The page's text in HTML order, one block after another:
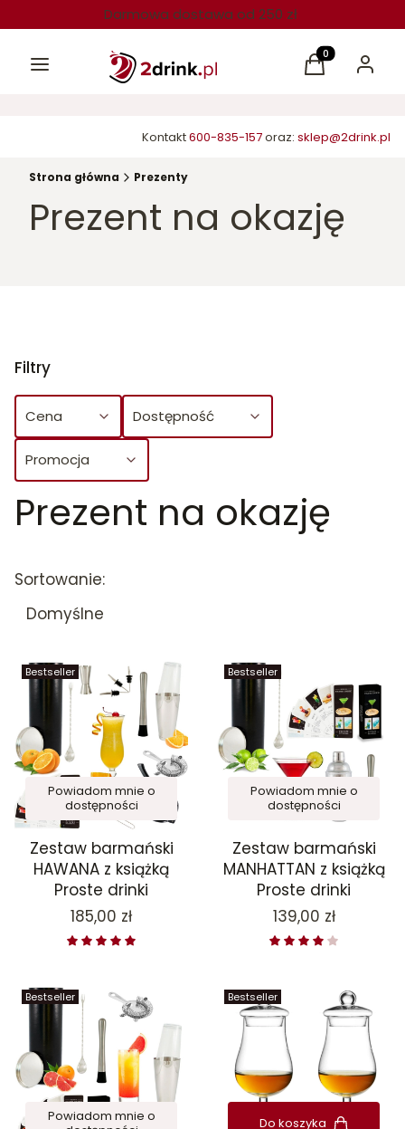
Darmowa dostawa od 250 zł
Menu Produkty w
Koszyk Zaloguj
Kontakt600-835-157oraz: sklep@2drink.pl
Strona główna Prezenty
Prezent na okazję
Filtry
Cena Dostępność
Promocja
Koniec filtrów
Prezent na okazję
Lista produktów
Sortowanie:
Domyślne
Bestseller
Powiadom mnie o
dostępności
Zestaw barmański
HAWANA z książką
Proste drinki
Cena
185,00 zł
Bestseller
Powiadom mnie o
dostępności
Zestaw barmański
MANHATTAN z książką
Proste drinki
Cena
139,00 zł
Bestseller
Powiadom mnie o
Bestseller
Do koszyka